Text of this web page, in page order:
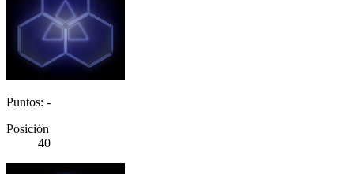
Puntos: -
Posición
40